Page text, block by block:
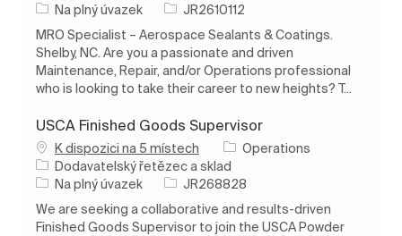
Typ úlohy
Na plný úvazek ID úlohy
JR2610112
MRO Specialist – Aerospace Sealants & Coatings.
Shelby, NC. Are you a passionate and driven
Maintenance, Repair, and/or Operations professional
who is looking to take their career to new heights? T...
USCA Finished Goods Supervisor
K dispozici na 5 místech
Operations
Kategorie
Dodavatelský řetězec a sklad
Typ úlohy
Na plný úvazek ID úlohy
JR268828
We are seeking a collaborative and results-driven
Finished Goods Supervisor to join the USCA Powder